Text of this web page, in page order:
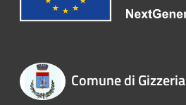
Comune di Gizzeria